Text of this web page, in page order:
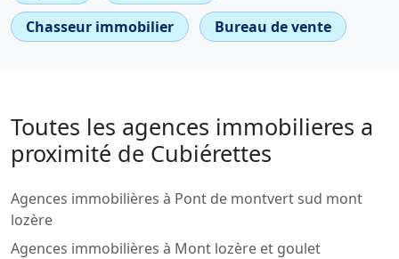
Chasseur immobilier
Bureau de vente
Toutes les agences immobilieres a
proximité de Cubiérettes
Agences immobilières à Pont de montvert sud mont
lozère
Agences immobilières à Mont lozère et goulet